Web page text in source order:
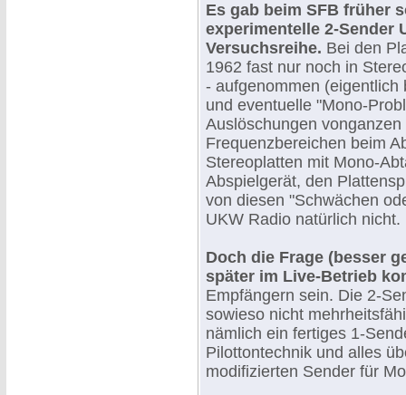
Es gab beim SFB früher
experimentelle 2-Sender
Versuchsreihe. Bei den
1962 fast nur noch in
- aufgenommen (eigentlich
und eventuelle "Mono-
Auslöschungen vonganzen
Frequenzbereichen beim
Stereoplatten mit Mono-
Abspielgerät, den
von diesen "Schwächen
UKW Radio natürlich nicht.
Doch die Frage (besser
später im Live-Betrieb
Empfängern sein. Die 2-
sowieso nicht
nämlich ein fertiges 1-
Pilottontechnik und alles
modifizierten Sender für